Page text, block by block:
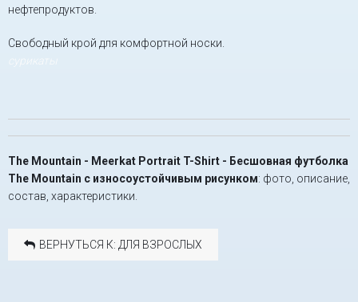
нефтепродуктов.
Свободный крой для комфортной носки.
сурикаты
The Mountain - Meerkat Portrait T-Shirt - Бесшовная футболка
The Mountain с износоустойчивым рисунком: фото, описание,
состав, характеристики.
ВЕРНУТЬСЯ К: ДЛЯ ВЗРОСЛЫХ